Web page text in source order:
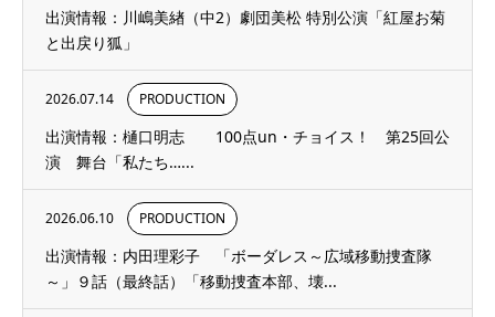
出演情報：川嶋美緖（中2）劇団美松 特別公演「紅屋お菊
と出戻り狐」
2026.07.14 PRODUCTION
出演情報：樋口明志 100点un・チョイス！ 第25回公
演 舞台「私たち…...
2026.06.10 PRODUCTION
出演情報：内田理彩子 「ボーダレス～広域移動捜査隊
～」９話（最終話）「移動捜査本部、壊...